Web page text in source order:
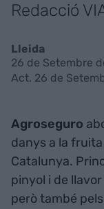
Redacció
Lleida
26 de Setembre
Act. 26 de
Agroseguro
danys a la
Catalunya.
pinyol i de
però també